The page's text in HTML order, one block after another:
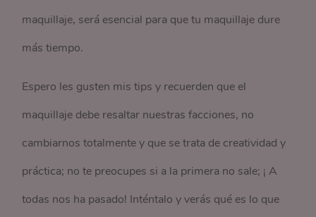
maquillaje, será esencial para que tu maquillaje dure
más tiempo.
Espero les gusten mis tips y recuerden que el
maquillaje debe resaltar nuestras facciones, no
cambiarnos totalmente y que se trata de creatividad y
práctica; no te preocupes si a la primera no sale; ¡ A
todas nos ha pasado! Inténtalo y verás qué es lo que